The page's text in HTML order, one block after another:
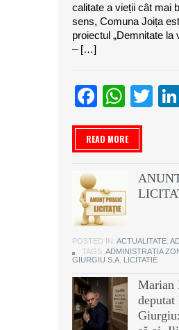
calitate a vieții cât mai
sens, Comuna Joița
proiectul „Demnitate la
– […]
READ MORE
POSTED IN: ACTUALITATE
TAGS: ADMINISTRAȚIA
GIURGIU S.A LICITATIE
Marian
deputat